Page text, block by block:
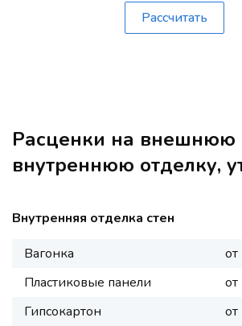
Рассчитать
Расценки на внешнюю
внутреннюю отделку,
Внутренняя отделка стен
Вагонка
Пластиковые панели
Гипсокартон